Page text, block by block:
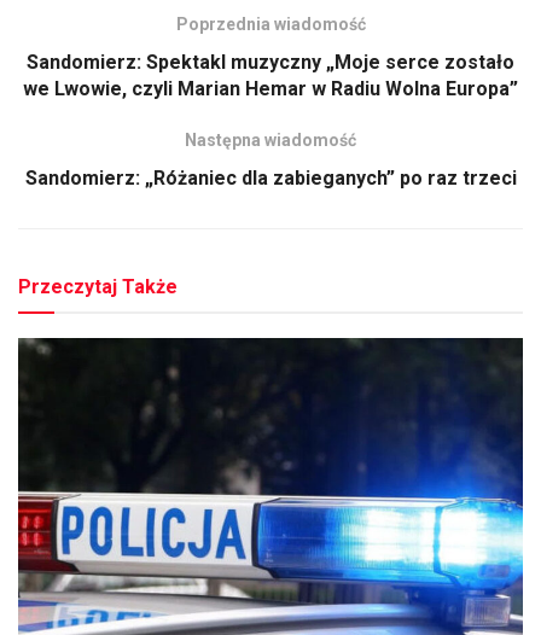
Sandomierz: Spektakl muzyczny „Moje serce zostało
Przeczytaj Także